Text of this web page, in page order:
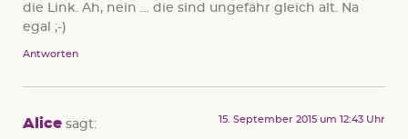
die Link. Ah, nein … die sind ungefähr gleich alt. Na
egal ;-)
Antworten
Alice sagt: 15. September 2015 um 12:43 Uhr